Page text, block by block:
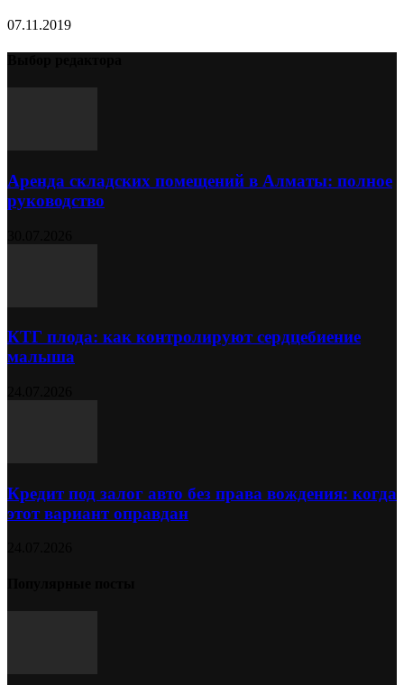
07.11.2019
Аренда складских помещений в Алматы: полное
руководство
КТГ плода: как контролируют сердцебиение
малыша
Кредит под залог авто без права вождения: когда
этот вариант оправдан